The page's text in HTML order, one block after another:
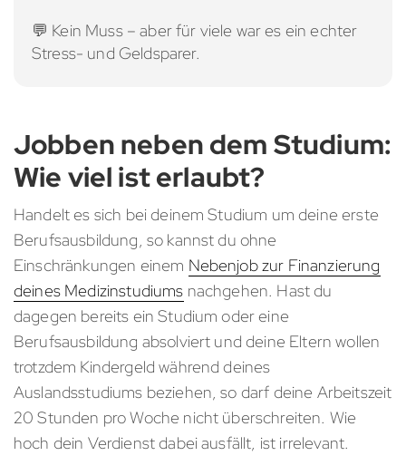
💬 Kein Muss – aber für viele war es ein echter
Stress- und Geldsparer.
Jobben neben dem Studium:
Wie viel ist erlaubt?
Handelt es sich bei deinem Studium um deine erste
Berufsausbildung, so kannst du ohne
Einschränkungen einem Nebenjob zur Finanzierung
deines Medizinstudiums nachgehen. Hast du
dagegen bereits ein Studium oder eine
Berufsausbildung absolviert und deine Eltern wollen
trotzdem Kindergeld während deines
Auslandsstudiums beziehen, so darf deine Arbeitszeit
20 Stunden pro Woche nicht überschreiten. Wie
hoch dein Verdienst dabei ausfällt, ist irrelevant.